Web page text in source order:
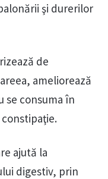
şi durerilor
de
ameliorează
se consuma în
ajută la
digestiv, prin